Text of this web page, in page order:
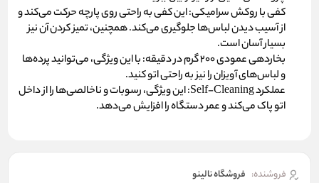
کفی با روکش سرامیکی:این کفی به راحتی روی پارچه حرکت می‌کند و
از آسیب دیدن لباس‌ها جلوگیری می‌کند. همچنین، تمیز کردن آن نیز
بسیار آسان است.
بخاردهی عمودی 200 گرم در دقیقه:
با این ویژگی، می‌توانید پرده‌ها
و لباس‌های آویزان را نیز به راحتی اتو کنید.
عملکرد Self-Cleaning:
این ویژگی، رسوبات و ناخالصی‌ها را از داخل
اتو پاک می‌کند و عمر دستگاه را افزایش می‌دهد.
فروشنده: فروشگاه نالینو